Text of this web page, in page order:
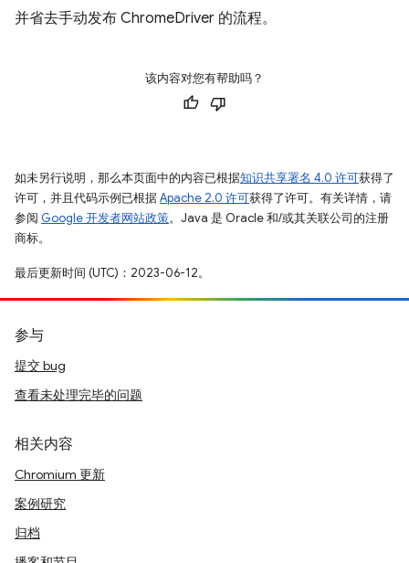
并省去手动发布 ChromeDriver 的流程。
该内容对您有帮助吗？
如未另行说明，那么本页面中的内容已根据知识共享署名 4.0 许可获得了
许可，并且代码示例已根据Apache 2.0 许可获得了许可。有关详情，请
参阅 Google 开发者网站政策。Java 是 Oracle 和/或其关联公司的注册
商标。
最后更新时间 (UTC)：2023-06-12。
参与
提交 bug
查看未处理完毕的问题
相关内容
Chromium 更新
案例研究
归档